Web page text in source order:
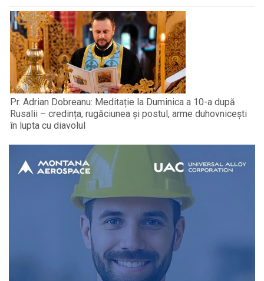
Pr. Adrian Dobreanu: Meditație la Duminica a 10-a după
Rusalii – credința, rugăciunea și postul, arme duhovnicești
în lupta cu diavolul